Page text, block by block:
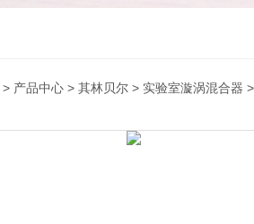
> 产品中心 > 其林贝尔 > 实验室漩涡混合器